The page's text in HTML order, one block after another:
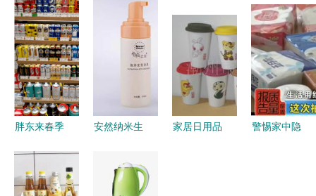
——走进顺
夏日用品的
平凡美好
加盟前景如
与产品背后
的真实价值
生活的守护
者
胖东来春季
赏 零售的
艺术与生活
安然纳米生
能，开启日
用品健康新
家居日用品
警惕家中隐